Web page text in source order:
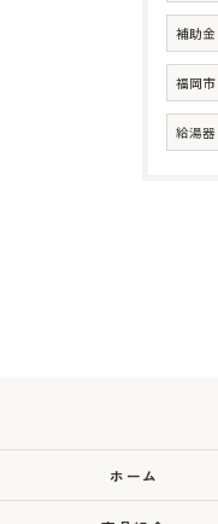
補助金
福岡市
給湯器
ホーム